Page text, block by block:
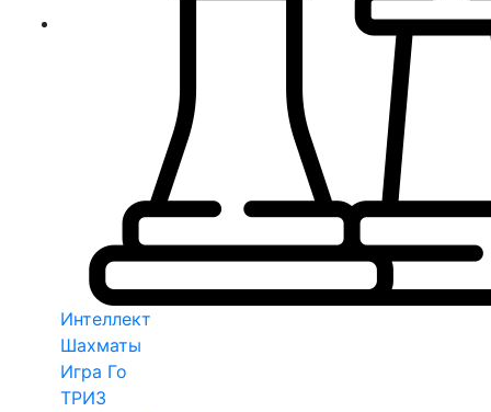
Интеллект
Шахматы
Игра Го
ТРИЗ